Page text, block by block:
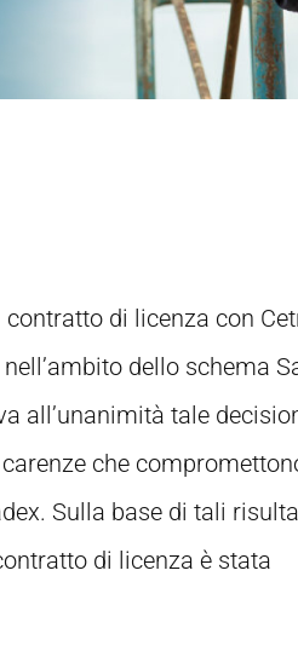
di licenza con
dello schema
all’unanimità tale
che
Sulla base di tali
di licenza è stata